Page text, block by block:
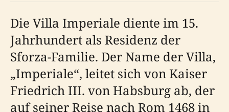
Die Villa Imperiale diente im 15.
Jahrhundert als Residenz der
Sforza-Familie. Der Name der Villa,
„Imperiale“, leitet sich von Kaiser
Friedrich III. von Habsburg ab, der
auf seiner Reise nach Rom 1468 in